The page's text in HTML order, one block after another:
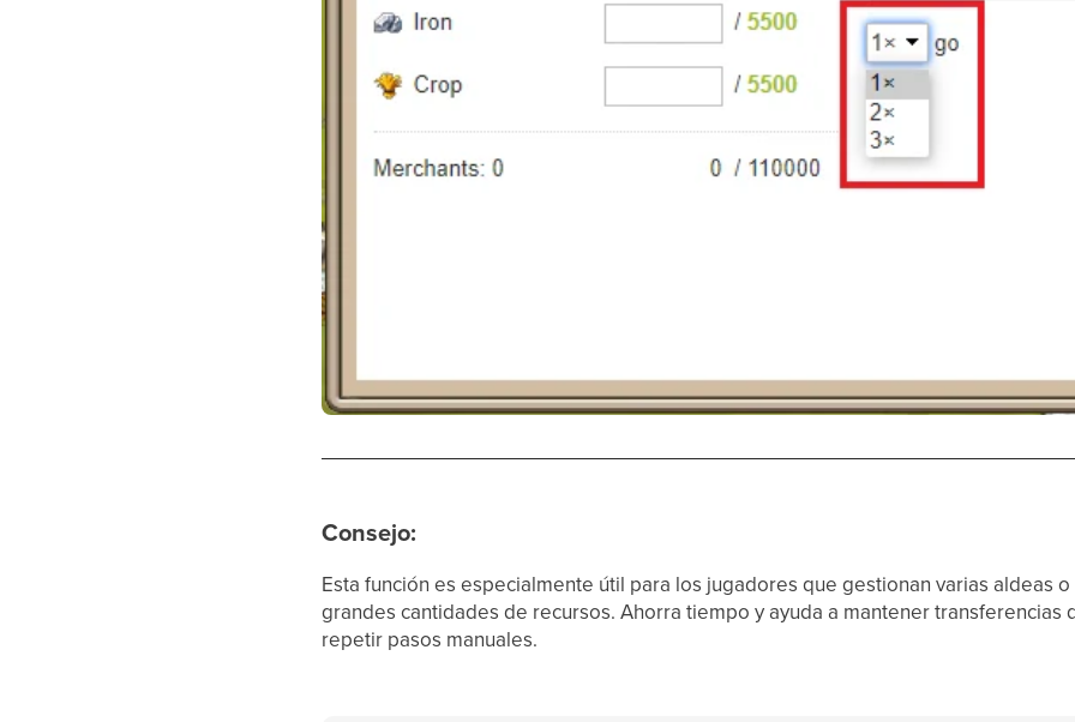
Consejo:
Esta función es especialmente útil para los jugadores que gestionan varias aldeas
grandes cantidades de recursos. Ahorra tiempo y ayuda a mantener transferencias
repetir pasos manuales.